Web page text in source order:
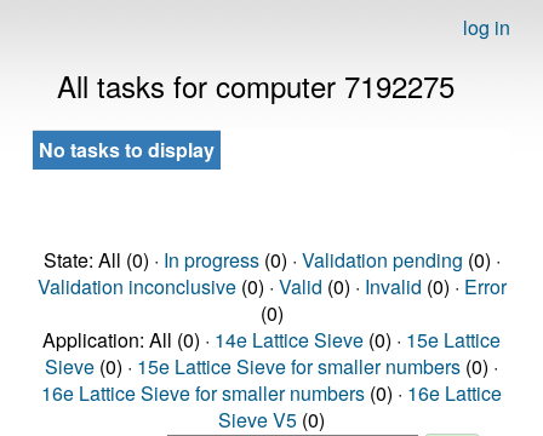
log in
All tasks for computer 7192275
No tasks to display
State: All (0) · In progress(0) · Validation pending (0) ·
Validation inconclusive(0) · Valid (0) · Invalid (0) · Error
(0)
Application: All (0) · 14e Lattice Sieve (0) · 15e Lattice
Sieve (0) · 15e Lattice Sieve for smaller numbers (0) ·
16e Lattice Sieve for smaller numbers (0) · 16e Lattice
Sieve V5 (0)